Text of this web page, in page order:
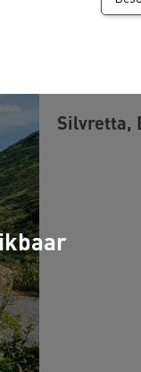
Silvretta,